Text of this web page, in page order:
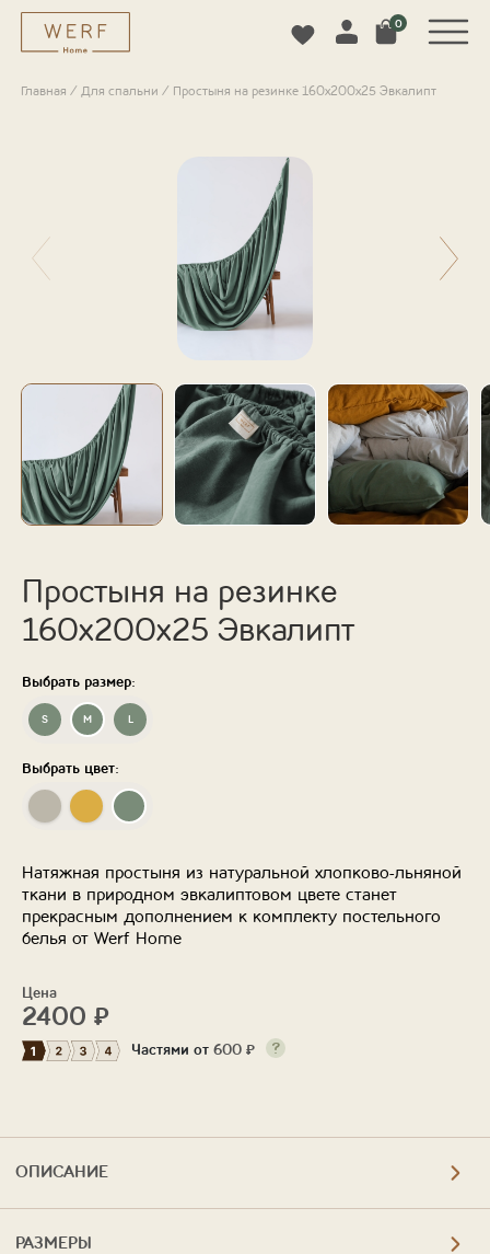
0
Главная / Для спальни / Простыня на резинке 160х200х25 Эвкалипт
Простыня на резинке
160х200х25 Эвкалипт
Выбрать размер:
S M L
Выбрать цвет:
Натяжная простыня из натуральной хлопково-льняной
ткани в природном эвкалиптовом цвете станет
прекрасным дополнением к комплекту постельного
белья от Werf Home
Цена
2400 ₽
Частями от 600 ₽
ОПИСАНИЕ
РАЗМЕРЫ